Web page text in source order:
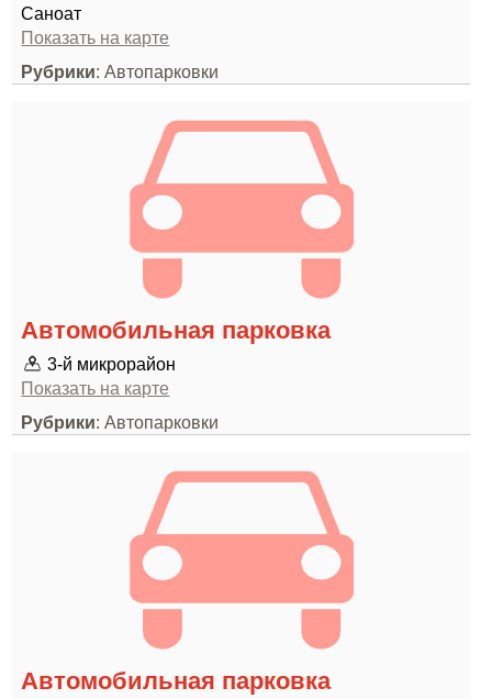
Саноат
Показать на карте
Рубрики: Автопарковки
Автомобильная парковка
3-й микрорайон
Показать на карте
Рубрики: Автопарковки
Автомобильная парковка